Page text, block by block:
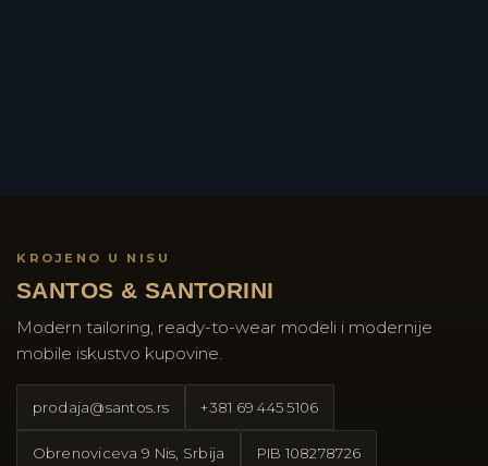
KROJENO U NISU
SANTOS & SANTORINI
Modern tailoring, ready-to-wear modeli i modernije
mobile iskustvo kupovine.
prodaja@santos.rs +381 69 445 5106
Obrenoviceva 9 Nis, Srbija PIB 108278726